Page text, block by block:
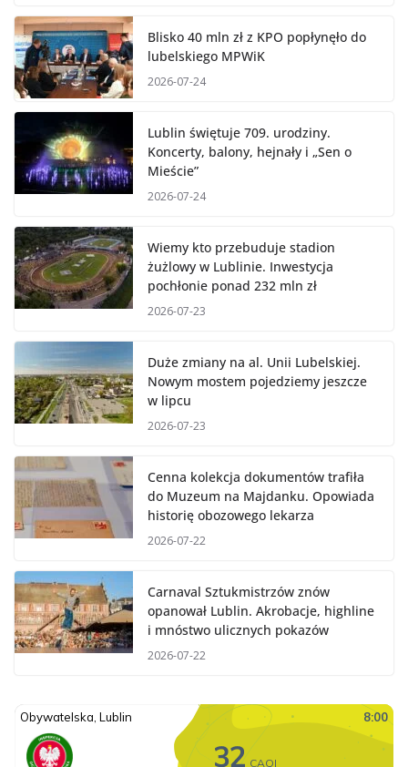
Blisko 40 mln zł z KPO popłynęło do
lubelskiego MPWiK
Lublin świętuje 709. urodziny.
Koncerty, balony, hejnały i „Sen o
Mieście”
Wiemy kto przebuduje stadion
żużlowy w Lublinie. Inwestycja
pochłonie ponad 232 mln zł
Duże zmiany na al. Unii Lubelskiej.
Nowym mostem pojedziemy jeszcze
w lipcu
Cenna kolekcja dokumentów trafiła
do Muzeum na Majdanku. Opowiada
historię obozowego lekarza
Carnaval Sztukmistrzów znów
opanował Lublin. Akrobacje, highline
i mnóstwo ulicznych pokazów